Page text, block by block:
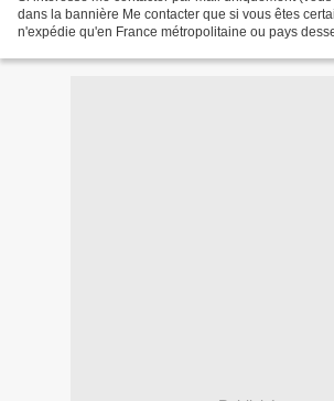
dans la bannière Me contacter que si vous êtes
n'expédie qu'en France métropolitaine ou pays